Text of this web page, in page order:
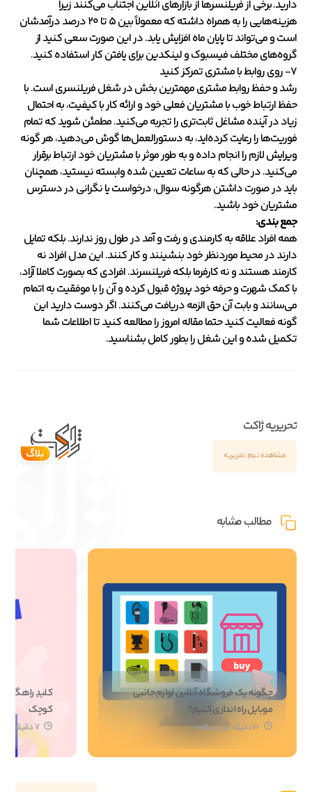
دارید. برخی از فریلنسرها از بازارهای آنلاین اجتناب می‌کنند زیرا
هزینه‌هایی را به همراه داشته که معمولاً بین ۵ تا ۲۰ درصد درآمدشان
است و می‌تواند تا پایان ماه افزایش یابد. در این صورت سعی کنید از
گروه‌های مختلف فیسبوک و لینکدین برای یافتن کار استفاده کنید.
۷- روی روابط با مشتری تمرکز کنید
رشد و حفظ روابط مشتری مهمترین بخش در شغل فریلنسری است. با
حفظ ارتباط خوب با مشتریان فعلی خود و ارائه کار با کیفیت، به احتمال
زیاد در آینده مشاغل ثابت‌تری را تجربه می‌کنید. مطمئن شوید که تمام
فوریت‌ها را رعایت کرده‌اید، به دستورالعمل‌ها گوش می‌دهید، هر گونه
ویرایش لازم را انجام داده و به طور موثر با مشتریان خود ارتباط برقرار
می‌کنید. در حالی که به ساعات تعیین شده وابسته نیستید، همچنان
باید در صورت داشتن هرگونه سوال، درخواست یا نگرانی در دسترس
مشتریان خود باشید.
جمع بندی:
همه افراد علاقه به کارمندی و رفت و آمد در طول روز ندارند. بلکه تمایل
دارند در محیط موردنظر خود بنشینند و کار کنند. این مدل افراد نه
کارمند هستند و نه کارفرما بلکه فریلنسرند. افرادی که بصورت کاملا آزاد،
با کمک شهرت و حرفه خود پروژه قبول کرده و آن را با موفقیت به اتمام
می‌سانند و بابت آن حق الزمه دریافت می‌کنند. اگر دوست دارید این
گونه فعالیت کنید حتما مقاله امروز را مطالعه کنید تا اطلاعات شما
تکمیل شده و این شغل را بطور کامل بشناسید.
تحریریه ژاکت
مشاهده تیم تحریریه
مطالب مشابه
چگونه یک فروشگاه آنلاین لوازم جانبی
موبایل راه اندازی کنیم؟
کلیدِ
کوچک
7 دقیقه زمان مطالعه